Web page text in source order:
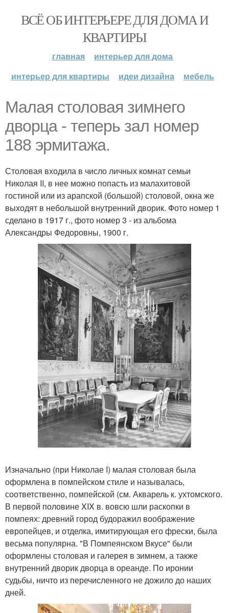
ВСЁ ОБ ИНТЕРЬЕРЕ ДЛЯ ДОМА И
КВАРТИРЫ
главная
интерьер для дома
интерьер для квартиры
идеи дизайна мебель
Малая столовая зимнего
дворца - теперь зал номер
188 эрмитажа.
Столовая входила в число личных комнат семьи
Николая II, в нее можно попасть из малахитовой
гостиной или из арапской (большой) столовой, окна же
выходят в небольшой внутренний дворик. Фото номер 1
сделано в 1917 г., фото номер 3 - из альбома
Александры Федоровны, 1900 г.
Изначально (при Николае I) малая столовая была
оформлена в помпейском стиле и называлась,
соответственно, помпейской (см. Акварель к. ухтомского.
В первой половине XIX в. вовсю шли раскопки в
помпеях: древний город будоражил воображение
европейцев, и отделка, имитирующая его фрески, была
весьма популярна. "В Помпеянском Вкусе" были
оформлены столовая и галерея в зимнем, а также
внутренний дворик дворца в ореанде. По иронии
судьбы, ничто из перечисленного не дожило до наших
дней.